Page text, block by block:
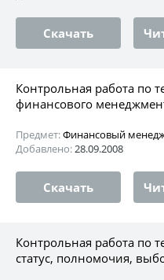
Скачать
Контрольная работа по
финансового
Предмет:Финансовый
Добавлено:28.09.2008
Скачать
Контрольная работа по
статус, полномочия,